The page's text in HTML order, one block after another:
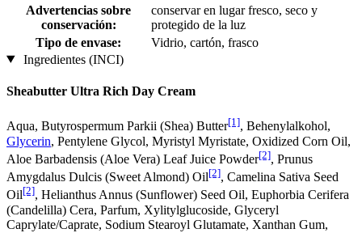
Advertencias sobre
conservación:
conservar en lugar fresco, seco y
protegido de la luz
Tipo de envase:
Vidrio, cartón, frasco
Ingredientes (INCI)
Sheabutter Ultra Rich Day Cream
Aqua, Butyrospermum Parkii (Shea) Butter[1], Behenylalkohol,
Glycerin, Pentylene Glycol, Myristyl Myristate, Oxidized Corn Oil,
Aloe Barbadensis (Aloe Vera) Leaf Juice Powder[2], Prunus
Amygdalus Dulcis (Sweet Almond) Oil[2], Camelina Sativa Seed
Oil[2], Helianthus Annus (Sunflower) Seed Oil, Euphorbia Cerifera
(Candelilla) Cera, Parfum, Xylitylglucoside, Glyceryl
Caprylate/Caprate, Sodium Stearoyl Glutamate, Xanthan Gum,